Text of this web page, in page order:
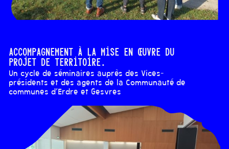
Accompagnement à la mise en œuvre du
projet de territoire.
Un cycle de séminaires auprès des Vices-
présidents et des agents de la Communauté de
communes d'Erdre et Gesvres